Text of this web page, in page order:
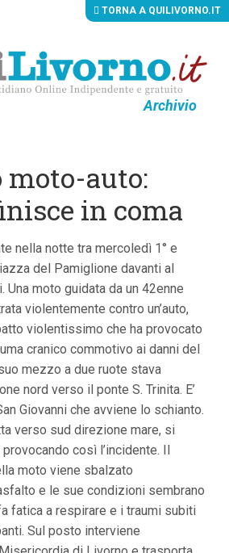
Archivio
TORNA A QUILIVORNO.IT
moto-auto:
in coma
nella notte tra mercoledì 1° e
del Pamiglione davanti al
moto guidata da un 42enne
violentemente contro un’auto,
violentissimo che ha provocato
cranico commotivo ai danni del
mezzo a due ruote stava
nord verso il ponte S. Trinita. E’
Giovanni che avviene lo schianto.
verso sud direzione mare, si
così l’incidente. Il
moto viene sbalzato
e le sue condizioni sembrano
fatica a respirare e i traumi subiti
Sul posto interviene